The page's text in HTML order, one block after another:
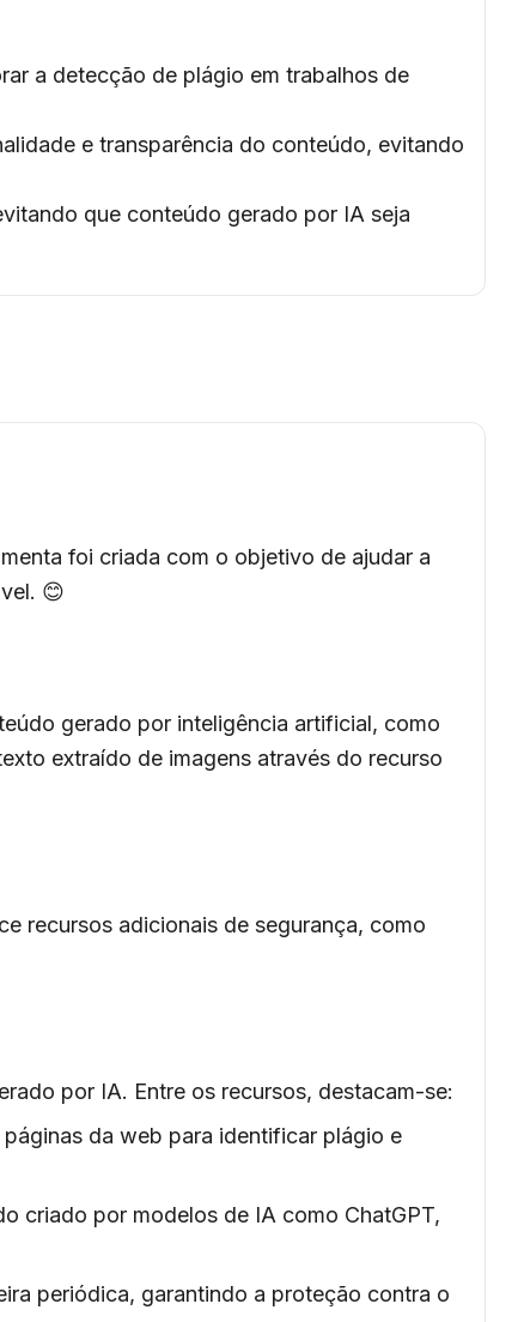
a detecção de plágio em trabalhos de
e transparência do conteúdo, evitando
que conteúdo gerado por IA seja
foi criada com o objetivo de ajudar a
😊
gerado por inteligência artificial, como
extraído de imagens através do recurso
recursos adicionais de segurança, como
por IA. Entre os recursos, destacam-se:
da web para identificar plágio e
criado por modelos de IA como ChatGPT,
periódica, garantindo a proteção contra o